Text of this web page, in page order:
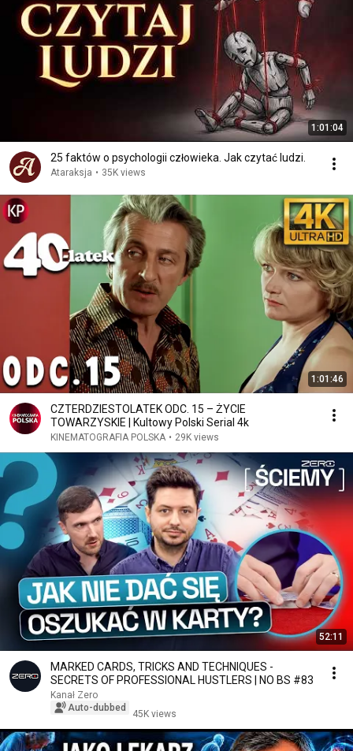
1:01:04
25 faktów o psychologii człowieka. Jak czytać ludzi.
Ataraksja • 35K views
1:01:46
CZTERDZIESTOLATEK ODC. 15 – ŻYCIE
TOWARZYSKIE | Kultowy Polski Serial 4k
KINEMATOGRAFIA POLSKA • 29K views
52:11
MARKED CARDS, TRICKS AND TECHNIQUES -
SECRETS OF PROFESSIONAL HUSTLERS | NO BS #83
Kanał Zero
Auto-dubbed
45K views